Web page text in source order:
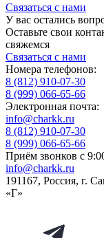
Связаться с нами
У вас остались
Оставьте свои
свяжемся
Связаться с нами
Номера телефонов:
8 (812) 910-07-30
8 (999) 066-65-66
Электронная почта:
info@charkk.ru
8 (812) 910-07-30
8 (999) 066-65-66
Приём звонков с
info@charkk.ru
191167, Россия, г.
«Г»